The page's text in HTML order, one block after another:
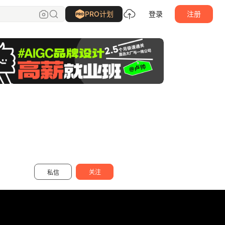
PRO计划 登录 注册
私信 关注
QuarterMoon 关注